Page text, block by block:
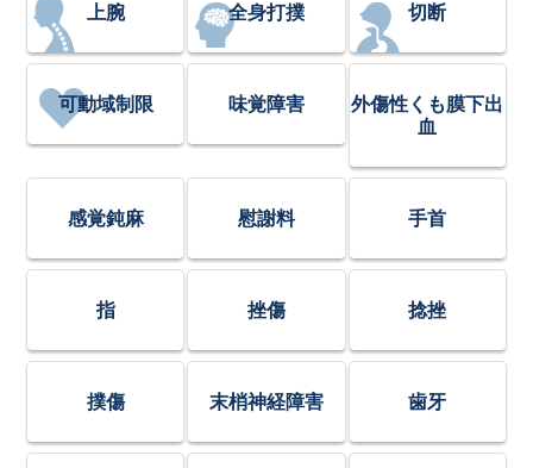
上腕 全身打撲 切断
可動域制限 味覚障害
外傷性くも膜下出
血
感覚鈍麻 慰謝料 手首
指 挫傷 捻挫
撲傷 末梢神経障害 歯牙